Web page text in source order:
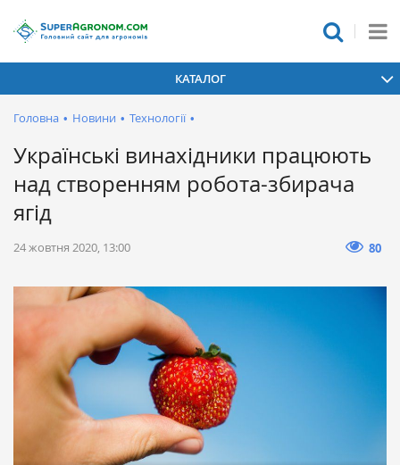
КАТАЛОГ
Головна • Новини • Технології •
Українські винахідники працюють
над створенням робота-збирача
ягід
24 жовтня 2020, 13:00 80